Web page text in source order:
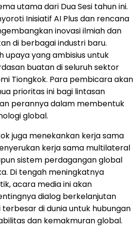
utama dari Dua Sesi tahun ini.
Inisiatif AI Plus dan rencana
inovasi ilmiah dan
di berbagai industri baru.
upaya yang ambisius untuk
buatan di seluruh sektor
Tiongkok. Para pembicara akan
prioritas ini bagi lintasan
perannya dalam membentuk
global.
juga menekankan kerja sama
kerja sama multilateral
sistem perdagangan global
Di tengah meningkatnya
acara media ini akan
dialog berkelanjutan
di dunia untuk hubungan
dan kemakmuran global.